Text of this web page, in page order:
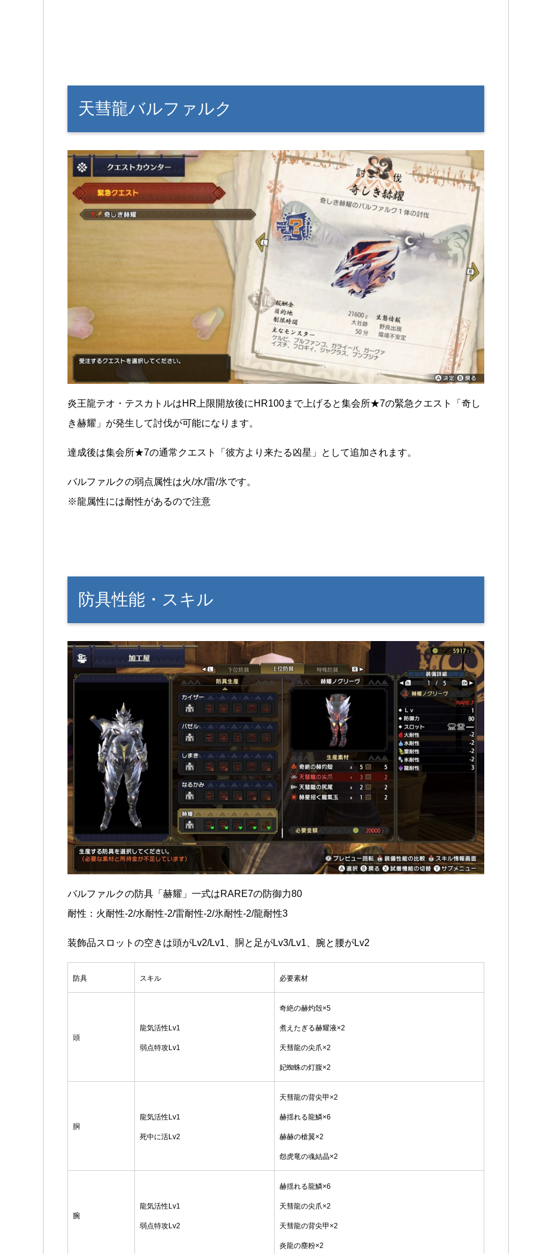
天彗龍バルファルク
炎王龍テオ・テスカトルはHR上限開放後にHR100まで上げると集会所★7の緊急クエスト「奇し
き赫耀」が発生して討伐が可能になります。
達成後は集会所★7の通常クエスト「彼方より来たる凶星」として追加されます。
バルファルクの弱点属性は火/水/雷/氷です。
※龍属性には耐性があるので注意
防具性能・スキル
バルファルクの防具「赫耀」一式はRARE7の防御力80
耐性：火耐性-2/水耐性-2/雷耐性-2/氷耐性-2/龍耐性3
装飾品スロットの空きは頭がLv2/Lv1、胴と足がLv3/Lv1、腕と腰がLv2
防具 スキル 必要素材
頭
龍気活性Lv1
弱点特攻Lv1
奇絶の赫灼殻×5
煮えたぎる赫耀液×2
天彗龍の尖爪×2
妃蜘蛛の灯腹×2
胴
龍気活性Lv1
死中に活Lv2
天彗龍の背尖甲×2
赫揺れる龍鱗×6
赫赫の槍翼×2
怨虎竜の魂結晶×2
腕
龍気活性Lv1
弱点特攻Lv2
赫揺れる龍鱗×6
天彗龍の尖爪×2
天彗龍の背尖甲×2
炎龍の塵粉×2